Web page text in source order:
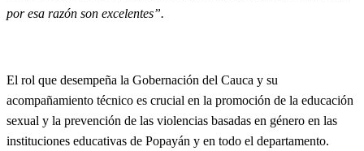
por esa razón son excelentes”.
El rol que desempeña la Gobernación del Cauca y su
acompañamiento técnico es crucial en la promoción de la educación
sexual y la prevención de las violencias basadas en género en las
instituciones educativas de Popayán y en todo el departamento.